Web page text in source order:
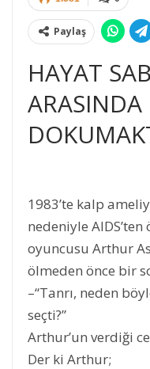
Paylaş
HAYAT
ARASINDA
1983’te kalp
nedeniyle
oyuncusu Arthur
ölmeden önce bir
–“Tanrı, neden
seçti?”
Arthur’un verdiği
Der ki Arthur;